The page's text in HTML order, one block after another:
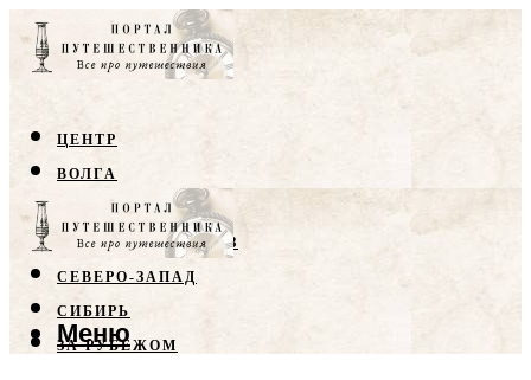
ЦЕНТР
ВОЛГА
КРЫМ
СЕВЕРНЫЙ КАВКАЗ
СЕВЕРО-ЗАПАД
СИБИРЬ
ЗА РУБЕЖОМ
Меню